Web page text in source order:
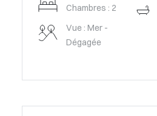
Chambres : 2
Vue : Mer -
Dégagée